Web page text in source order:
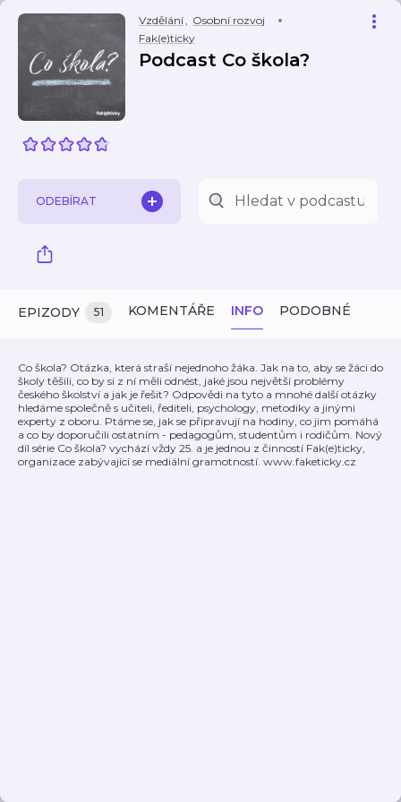
Vzdělání, Osobní rozvoj
Fak(e)ticky
Podcast Co škola?
ODEBÍRAT
EPIZODY 51 KOMENTÁŘE INFO PODOBNÉ
Co škola? Otázka, která straší nejednoho žáka. Jak na to, aby se žáci do
školy těšili, co by si z ní měli odnést, jaké jsou největší problémy
českého školství a jak je řešit? Odpovědi na tyto a mnohé další otázky
hledáme společně s učiteli, řediteli, psychology, metodiky a jinými
experty z oboru. Ptáme se, jak se připravují na hodiny, co jim pomáhá
a co by doporučili ostatním - pedagogům, studentům i rodičům. Nový
díl série Co škola? vychází vždy 25. a je jednou z činností Fak(e)ticky,
organizace zabývající se mediální gramotností. www.faketicky.cz